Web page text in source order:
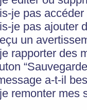
je pas
je pas ajouter
un
rapporter des
a-t-il
remonter mes